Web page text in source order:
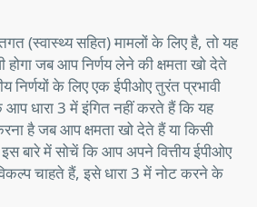
(स्वास्थ्य सहित) मामलों के लिए है, तो यह
होगा जब आप निर्णय लेने की क्षमता खो देते
निर्णयों के लिए एक ईपीओए तुरंत प्रभावी
धारा 3 में इंगित नहीं करते हैं कि यह
है जब आप क्षमता खो देते हैं या किसी
बारे में सोचें कि आप अपने वित्तीय ईपीओए
चाहते हैं, इसे धारा 3 में नोट करने के